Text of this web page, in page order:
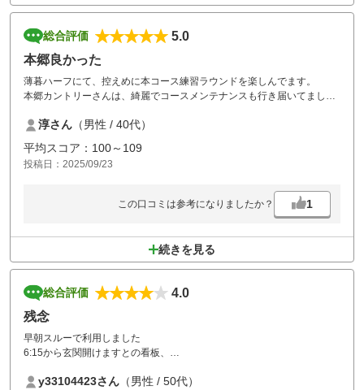
総合評価
5.0
本郷良かった
薄暮ハーフにて、控えめに本コース練習ラウンドを楽しんでます。
本郷カントリーさんは、綺麗でコースメンテナンスも行き届いてまして
また、利用させていただきます。
淳さん （男性 / 40代）
平均スコア：100～109
投稿日：2025/09/23
この口コミは参考になりましたか？ 1
続きを見る
総合評価
4.0
残念
早朝スルーで利用しました
6:15から玄関開けますとの看板、
だけない、結局6:30に受付開始。
y33104423さん （男性 / 50代）